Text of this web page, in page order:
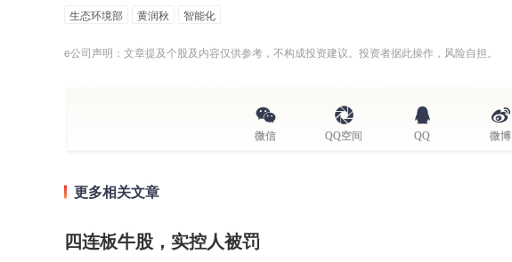
生态环境部 黄润秋 智能化
e公司声明：文章提及个股及内容仅供参考，不构成投资建议。投资者据此操作，风险自担。
微信 QQ空间 QQ 微博
更多相关文章
四连板牛股，实控人被罚